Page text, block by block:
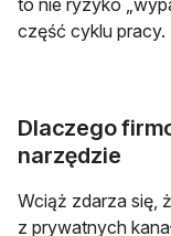
to nie ryzyko
część cyklu pracy.
Dlaczego
narzędzie
Wciąż zdarza się,
z prywatnych